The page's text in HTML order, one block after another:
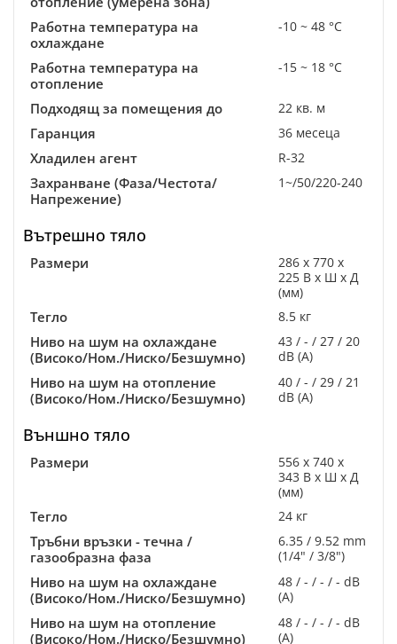
Работна температура на
охлаждане
-10 ~ 48 °C
Работна температура на
отопление
-15 ~ 18 °C
Подходящ за помещения до 22 кв. м
Гаранция 36 месеца
Хладилен агент R-32
Захранване (Фаза/Честота/
Напрежение)
1~/50/220-240
Вътрешно тяло
Размери
286 x 770 x
225 В x Ш x Д
(мм)
Тегло 8.5 кг
Ниво на шум на охлаждане
(Високо/Ном./Ниско/Безшумно)
43 / - / 27 / 20
dB (A)
Ниво на шум на отопление
(Високо/Ном./Ниско/Безшумно)
40 / - / 29 / 21
dB (A)
Външно тяло
Размери
556 x 740 x
343 В x Ш x Д
(мм)
Тегло 24 кг
Тръбни връзки - течна /
газообразна фаза
6.35 / 9.52 mm
(1/4" / 3/8")
Ниво на шум на охлаждане
(Високо/Ном./Ниско/Безшумно)
48 / - / - / - dB
(A)
Ниво на шум на отопление
(Високо/Ном./Ниско/Безшумно)
48 / - / - / - dB
(A)